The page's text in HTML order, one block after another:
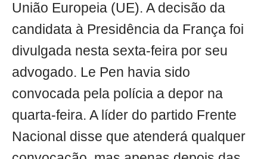
União Europeia (UE). A decisão da
candidata à Presidência da França foi
divulgada nesta sexta-feira por seu
advogado. Le Pen havia sido
convocada pela polícia a depor na
quarta-feira. A líder do partido Frente
Nacional disse que atenderá qualquer